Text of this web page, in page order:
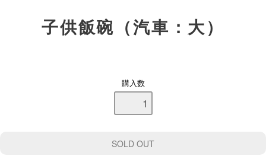
子供飯碗（汽車：大）
購入数